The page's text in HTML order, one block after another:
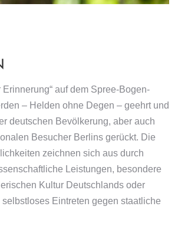
Erinnerung“ auf dem Spree-Bogen-
– Helden ohne Degen – geehrt und
deutschen Bevölkerung, aber auch
Besucher Berlins gerückt. Die
zeichnen sich aus durch
Leistungen, besondere
Kultur Deutschlands oder
Eintreten gegen staatliche